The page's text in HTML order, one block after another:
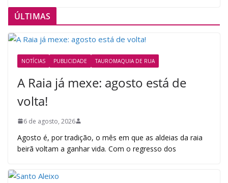
ÚLTIMAS
NOTÍCIAS PUBLICIDADE TAUROMAQUIA DE RUA
A Raia já mexe: agosto está de
volta!
6 de agosto, 2026
Agosto é, por tradição, o mês em que as aldeias da raia
beirã voltam a ganhar vida. Com o regresso dos